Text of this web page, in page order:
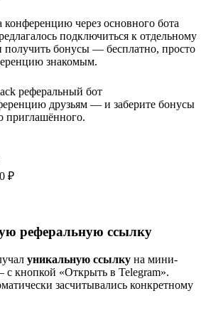
конференцию через основного бота
подключиться к отдельному
получить бонусы — бесплатно, просто
знакомым.
реферальный бот
друзьям — и заберите бонусы
приглашённого.
₽
реферальную ссылку
уникальную ссылку на мини-
кнопкой «Открыть в Telegram».
засчитывались конкретному